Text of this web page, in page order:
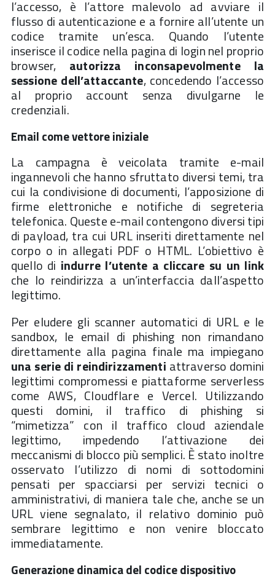
l’accesso, è l’attore malevolo ad avviare il
flusso di autenticazione e a fornire all’utente un
codice tramite un’esca. Quando l’utente
inserisce il codice nella pagina di login nel proprio
browser, autorizza inconsapevolmente la
sessione dell’attaccante, concedendo l’accesso
al proprio account senza divulgarne le
credenziali.
Email come vettore iniziale
La campagna è veicolata tramite e-mail
ingannevoli che hanno sfruttato diversi temi, tra
cui la condivisione di documenti, l’apposizione di
firme elettroniche e notifiche di segreteria
telefonica. Queste e-mail contengono diversi tipi
di payload, tra cui URL inseriti direttamente nel
corpo o in allegati PDF o HTML. L’obiettivo è
quello di indurre l’utente a cliccare su un link
che lo reindirizza a un’interfaccia dall’aspetto
legittimo.
Per eludere gli scanner automatici di URL e le
sandbox, le email di phishing non rimandano
direttamente alla pagina finale ma impiegano
una serie di reindirizzamenti attraverso domini
legittimi compromessi e piattaforme serverless
come AWS, Cloudflare e Vercel. Utilizzando
questi domini, il traffico di phishing si
“mimetizza” con il traffico cloud aziendale
legittimo, impedendo l’attivazione dei
meccanismi di blocco più semplici. È stato inoltre
osservato l’utilizzo di nomi di sottodomini
pensati per spacciarsi per servizi tecnici o
amministrativi, di maniera tale che, anche se un
URL viene segnalato, il relativo dominio può
sembrare legittimo e non venire bloccato
immediatamente.
Generazione dinamica del codice dispositivo